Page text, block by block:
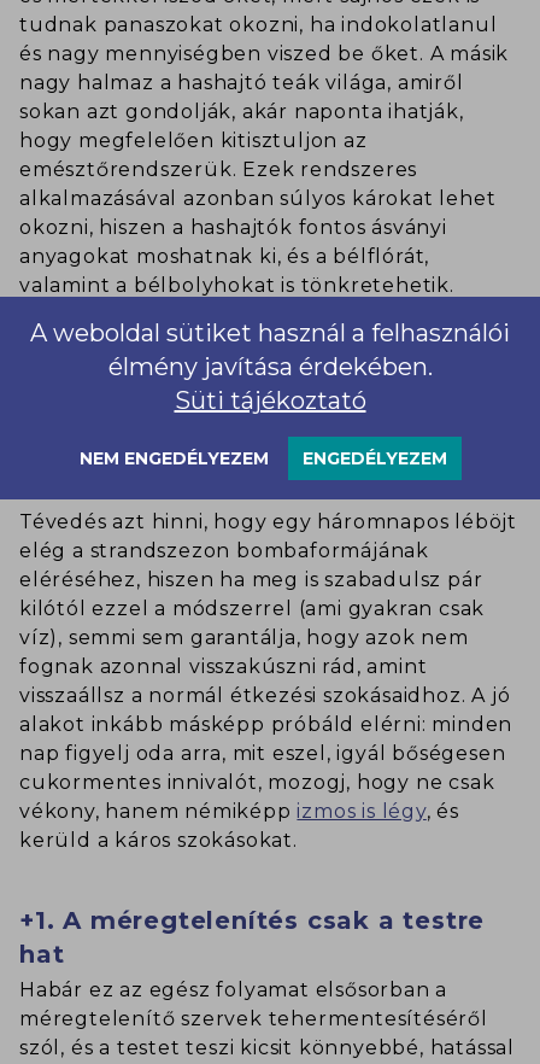
tudnak panaszokat okozni, ha indokolatlanul
és nagy mennyiségben viszed be őket. A másik
nagy halmaz a hashajtó teák világa, amiről
sokan azt gondolják, akár naponta ihatják,
hogy megfelelően kitisztuljon az
emésztőrendszerük. Ezek rendszeres
alkalmazásával azonban súlyos károkat lehet
okozni, hiszen a hashajtók fontos ásványi
anyagokat moshatnak ki, és a bélflórát,
valamint a bélbolyhokat is tönkretehetik.
hashajtó vagy vizelethajtó készítmény nem
sorolható a méregtelenítő eszközök közé.
5. Pár napos ételmegvonással
elérhető a bikinialak
Tévedés azt hinni, hogy egy háromnapos léböjt
elég a strandszezon bombaformájának
eléréséhez, hiszen ha meg is szabadulsz pár
kilótól ezzel a módszerrel (ami gyakran csak
víz), semmi sem garantálja, hogy azok nem
fognak azonnal visszakúszni rád, amint
visszaállsz a normál étkezési szokásaidhoz. A jó
alakot inkább másképp próbáld elérni: minden
nap figyelj oda arra, mit eszel, igyál bőségesen
cukormentes innivalót, mozogj, hogy ne csak
vékony, hanem némiképp izmos is légy, és
kerüld a káros szokásokat.
+1. A méregtelenítés csak a testre
hat
Habár ez az egész folyamat elsősorban a
méregtelenítő szervek tehermentesítéséről
szól, és a testet teszi kicsit könnyebbé, hatással
A weboldal sütiket használ a felhasználói
élmény javítása érdekében.
Süti tájékoztató
NEM ENGEDÉLYEZEM ENGEDÉLYEZEM